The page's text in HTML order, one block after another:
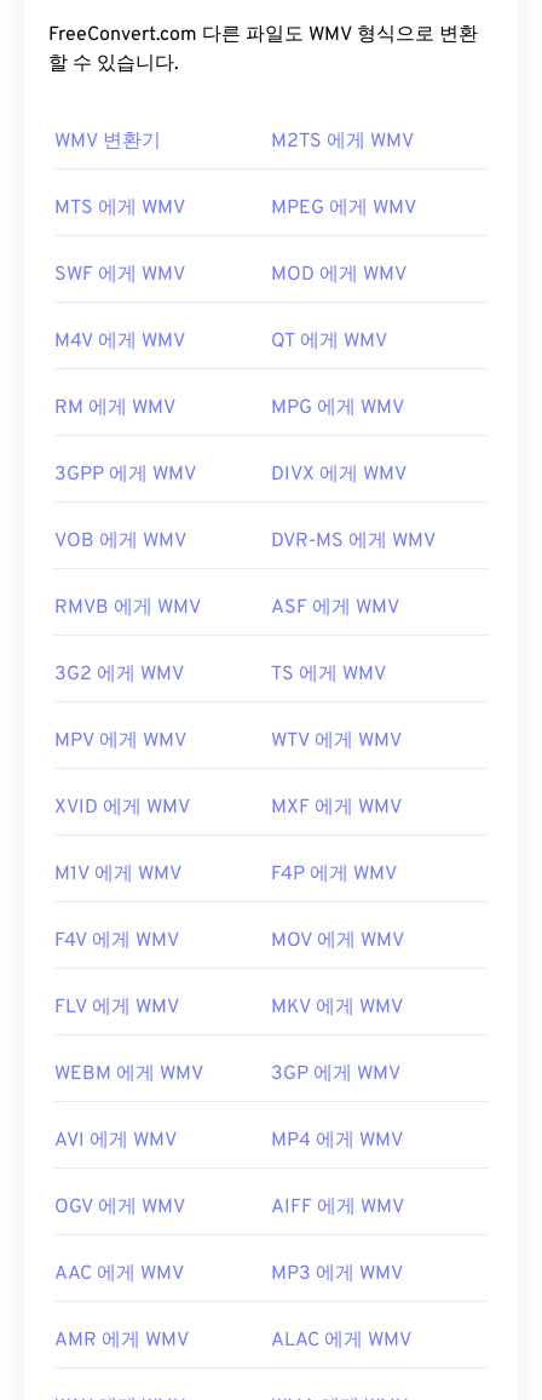
MP1은 거의 사용되지 않으므로
니다.
로는 Windows Media Player,Awave Studio
개발자: ISO/IEC
동영상 전문가 그룹
https://en.wikipedia.org/wiki/MPEG-1_Audio_Lay
https://mpeg.chiariglione.org/standards/mpeg-
라는 디지털 컨테이너 형식은 WMV 파일을 캡슐화하
는 경우가 많습니다.
WMV 파일을 어떻게 여나요?
열고 읽을 수 있습니다. WMV 파일을 여는 데 가장 좋
니다. Microsoft에서 WMV와 ASF를 개발했으며, 오
늘날 온라인에서 많은 비디오가 WMV 파일입니다.
어 파일을 재생할 수 있는 또 다른 신뢰할 수 있는 옵
WMV는 다른 비디오 파일 형식으로도 쉽게 변환할 수
다는 점을 명심하세요. 변환이 필요한 경우,
도구입니다.
최초 출시:1999년
https://en.wikipedia.org/wiki/고급_시스템_포맷
FreeConvert.com 다른 파일도 WMV 형식으로 변환
할 수 있습니다.
WMV 변환기 M2TS 에게 WMV
MTS 에게 WMV MPEG 에게 WMV
SWF 에게 WMV MOD 에게 WMV
M4V 에게 WMV QT 에게 WMV
RM 에게 WMV MPG 에게 WMV
3GPP 에게 WMV DIVX 에게 WMV
VOB 에게 WMV DVR-MS 에게 WMV
RMVB 에게 WMV ASF 에게 WMV
3G2 에게 WMV TS 에게 WMV
MPV 에게 WMV WTV 에게 WMV
XVID 에게 WMV MXF 에게 WMV
M1V 에게 WMV F4P 에게 WMV
F4V 에게 WMV MOV 에게 WMV
FLV 에게 WMV MKV 에게 WMV
WEBM 에게 WMV 3GP 에게 WMV
AVI 에게 WMV MP4 에게 WMV
OGV 에게 WMV AIFF 에게 WMV
AAC 에게 WMV MP3 에게 WMV
AMR 에게 WMV ALAC 에게 WMV